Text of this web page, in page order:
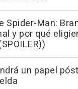
Spider-Man:
y por qué
un papel